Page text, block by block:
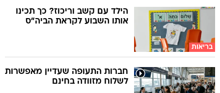
בריאות
הילד עם קשב וריכוז? כך תכינו
אותו השבוע לקראת הביה"ס
חברות התעופה שעדיין מאפשרות
לשלוח מזוודה בחינם